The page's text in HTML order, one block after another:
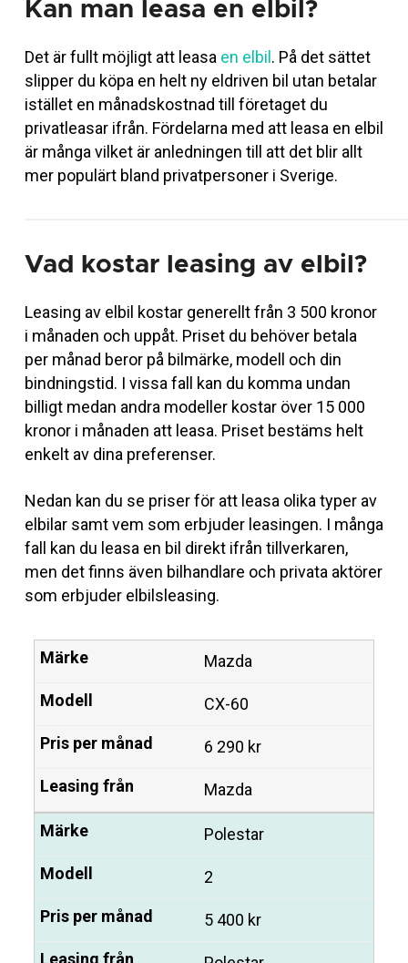
Kan man leasa en elbil?
Det är fullt möjligt att leasa en elbil . På det sättet
slipper du köpa en helt ny eldriven bil utan betalar
istället en månadskostnad till företaget du
privatleasar ifrån. Fördelarna med att leasa en elbil
är många vilket är anledningen till att det blir allt
mer populärt bland privatpersoner i Sverige.
Vad kostar leasing av elbil?
Leasing av elbil kostar generellt från 3 500 kronor
i månaden och uppåt. Priset du behöver betala
per månad beror på bilmärke, modell och din
bindningstid. I vissa fall kan du komma undan
billigt medan andra modeller kostar över 15 000
kronor i månaden att leasa. Priset bestäms helt
enkelt av dina preferenser.
Nedan kan du se priser för att leasa olika typer av
elbilar samt vem som erbjuder leasingen. I många
fall kan du leasa en bil direkt ifrån tillverkaren,
men det finns även bilhandlare och privata aktörer
som erbjuder elbilsleasing.
Mazda
CX-60
6 290 kr
Mazda
Polestar
2
5 400 kr